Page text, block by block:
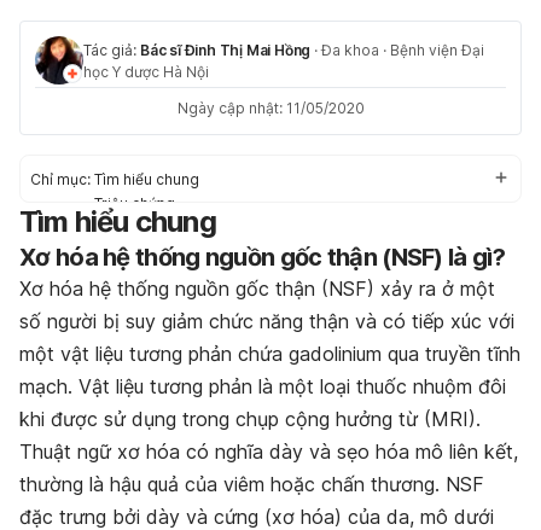
Tác giả: Bác sĩ Đinh Thị Mai Hồng ·Đa khoa · Bệnh viện Đại
học Y dược Hà Nội
Ngày cập nhật: 11/05/2020
Chỉ mục: Tìm hiểu chung
Triệu chứng
Nguyên nhân
Nguy cơ mắc phải
Chẩn đoán & điều trị
Chế độ sinh hoạt phù hợp
Tìm hiểu chung
Xơ hóa hệ thống nguồn gốc thận (NSF) là gì?
Xơ hóa hệ thống nguồn gốc thận (NSF) xảy ra ở một
số người bị suy giảm chức năng thận và có tiếp xúc với
một vật liệu tương phản chứa gadolinium qua truyền tĩnh
mạch. Vật liệu tương phản là một loại thuốc nhuộm đôi
khi được sử dụng trong chụp cộng hưởng từ (MRI).
Thuật ngữ xơ hóa có nghĩa dày và sẹo hóa mô liên kết,
thường là hậu quả của viêm hoặc chấn thương. NSF
đặc trưng bởi dày và cứng (xơ hóa) của da, mô dưới